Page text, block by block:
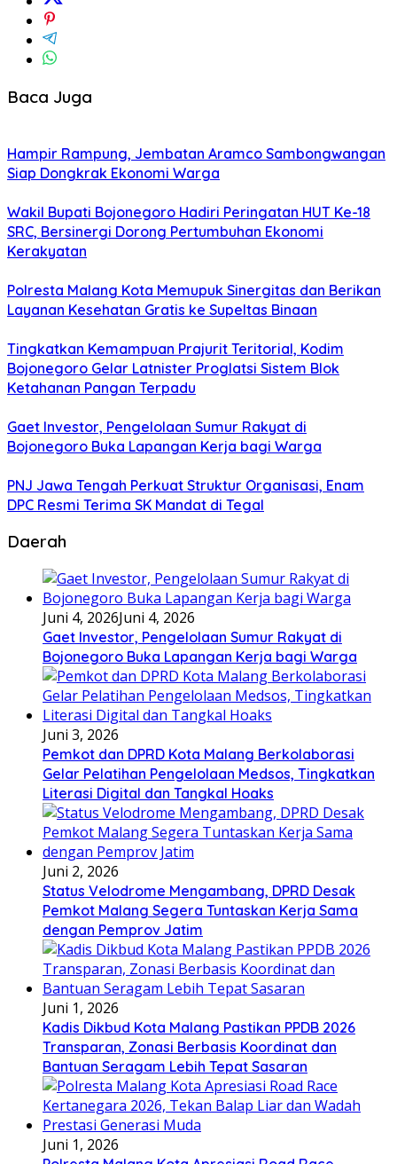
Baca Juga
Hampir Rampung, Jembatan Aramco Sambongwangan
Siap Dongkrak Ekonomi Warga
Wakil Bupati Bojonegoro Hadiri Peringatan HUT Ke-18
SRC, Bersinergi Dorong Pertumbuhan Ekonomi
Kerakyatan
Polresta Malang Kota Memupuk Sinergitas dan Berikan
Layanan Kesehatan Gratis ke Supeltas Binaan
Tingkatkan Kemampuan Prajurit Teritorial, Kodim
Bojonegoro Gelar Latnister Proglatsi Sistem Blok
Ketahanan Pangan Terpadu
Gaet Investor, Pengelolaan Sumur Rakyat di
Bojonegoro Buka Lapangan Kerja bagi Warga
PNJ Jawa Tengah Perkuat Struktur Organisasi, Enam
DPC Resmi Terima SK Mandat di Tegal
Daerah
Juni 4, 2026Juni 4, 2026
Gaet Investor, Pengelolaan Sumur Rakyat di
Bojonegoro Buka Lapangan Kerja bagi Warga
Juni 3, 2026
Pemkot dan DPRD Kota Malang Berkolaborasi
Gelar Pelatihan Pengelolaan Medsos, Tingkatkan
Literasi Digital dan Tangkal Hoaks
Juni 2, 2026
Status Velodrome Mengambang, DPRD Desak
Pemkot Malang Segera Tuntaskan Kerja Sama
dengan Pemprov Jatim
Juni 1, 2026
Kadis Dikbud Kota Malang Pastikan PPDB 2026
Transparan, Zonasi Berbasis Koordinat dan
Bantuan Seragam Lebih Tepat Sasaran
Juni 1, 2026